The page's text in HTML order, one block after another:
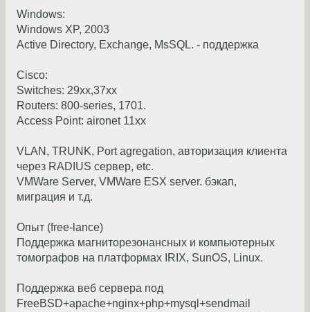
Windows:
Windows XP, 2003
Active Directory, Exchange, MsSQL. - поддержка
Cisco:
Switches: 29xx,37xx
Routers: 800-series, 1701.
Access Point: aironet 11xx
VLAN, TRUNK, Port agregation, авторизация клиента
через RADIUS сервер, etc.
VMWare Server, VMWare ESX server. бэкап,
миграция и т.д.
Опыт (free-lance)
Поддержка магниторезонансных и компьютерных
томографов на платформах IRIX, SunOS, Linux.
Поддержка веб сервера под
FreeBSD+apache+nginx+php+mysql+sendmail